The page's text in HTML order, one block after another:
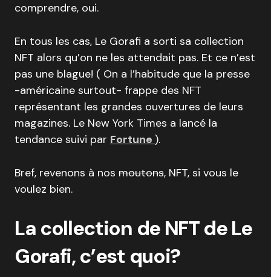
comprendre, oui.
En tous les cas, Le Gorafi a sorti sa collection
NFT alors qu’on ne les attendait pas. Et ce n’est
pas une blague! ( On a l’habitude que la presse
-américaine surtout- frappe des NFT
représentant les grandes ouvertures de leurs
magazines. Le New York Times a lancé la
tendance suivi par Fortune ).
Bref, revenons à nos moutons, NFT, si vous le
voulez bien.
La collection de NFT de Le
Gorafi, c’est quoi?